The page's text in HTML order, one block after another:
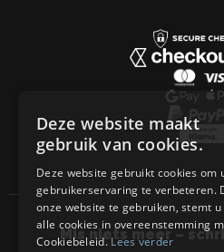
Mis niets meer –
Deze website maakt
gebruik van cookies.
Deze website gebruikt cookies om
gebruikerservaring te verbeteren.
onze website te gebruiken, stemt
alle cookies in overeenstemming
Cookiebeleid.Lees verder